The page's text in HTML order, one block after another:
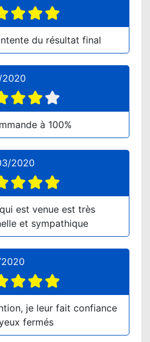
du résultat final
2020
à 100%
2020
est venue est très
et sympathique
je leur fait confiance
fermés